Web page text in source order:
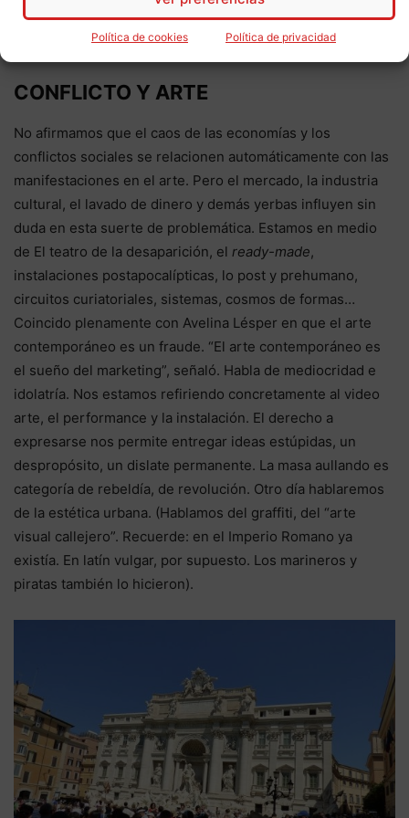
Política de cookies Política de privacidad
del artista debe ser conservar intacta la integridad de su
pensamiento”.
CONFLICTO Y ARTE
No afirmamos que el caos de las economías y los
conflictos sociales se relacionen automáticamente con las
manifestaciones en el arte. Pero el mercado, la industria
cultural, el lavado de dinero y demás yerbas influyen sin
duda en esta suerte de problemática. Estamos en medio
de El teatro de la desaparición, el ready-made,
instalaciones postapocalípticas, lo post y prehumano,
circuitos curiatoriales, sistemas, cosmos de formas…
Coincido plenamente con Avelina Lésper en que el arte
contemporáneo es un fraude. “El arte contemporáneo es
el sueño del marketing”, señaló. Habla de mediocridad e
idolatría. Nos estamos refiriendo concretamente al video
arte, el performance y la instalación. El derecho a
expresarse nos permite entregar ideas estúpidas, un
despropósito, un dislate permanente. La masa aullando es
categoría de rebeldía, de revolución. Otro día hablaremos
de la estética urbana. (Hablamos del graffiti, del “arte
visual callejero”. Recuerde: en el Imperio Romano ya
existía. En latín vulgar, por supuesto. Los marineros y
piratas también lo hicieron).